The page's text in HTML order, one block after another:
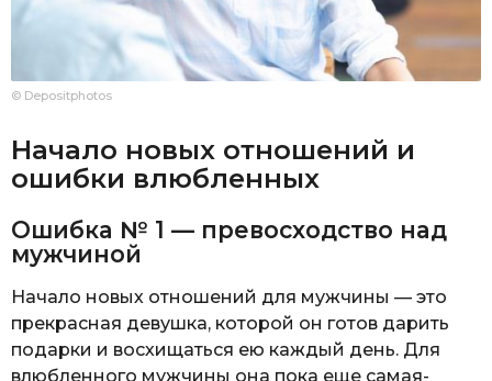
© Depositphotos
Начало новых отношений и
ошибки влюбленных
Ошибка № 1 — превосходство над
мужчиной
Начало новых отношений для мужчины — это
прекрасная девушка, которой он готов дарить
подарки и восхищаться ею каждый день. Для
влюбленного мужчины она пока еще самая-